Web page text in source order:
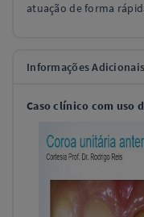
atuação de forma
Informações Adicionais
Caso clínico com uso